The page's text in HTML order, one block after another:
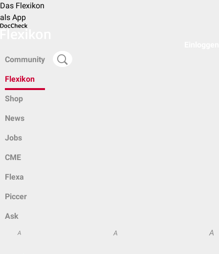
Das Flexikon
als App
Community
Flexikon
Shop
News
Jobs
CME
Flexa
Piccer
Ask
A A A